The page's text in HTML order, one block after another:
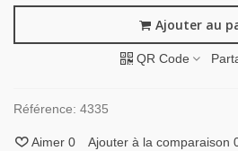
Ajouter au
QR Code
Référence: 4335
Aimer 0 Ajouter à la comparaison